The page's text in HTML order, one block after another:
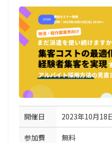
開催日 2023年10月18
参加費
無料